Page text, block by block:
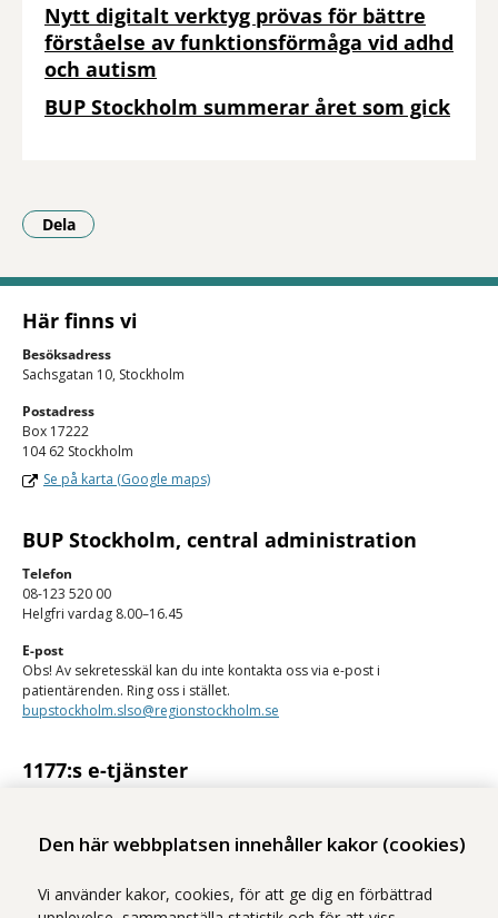
Den här webbplatsen innehåller kakor (cookies)
Vi använder kakor, cookies, för att ge dig en förbättrad
Nytt digitalt verktyg prövas för bättre
förståelse av funktionsförmåga vid adhd
och autism
BUP Stockholm summerar året som gick
Dela
- Klicka för att öppna delningsalternativ.
Här finns vi
Besöksadress
Sachsgatan 10, Stockholm
Postadress
Box 17222
104 62 Stockholm
Se på karta (Google maps)
BUP Stockholm, central administration
Telefon
08-123 520 00
Helgfri vardag 8.00–16.45
E-post
Obs! Av sekretesskäl kan du inte kontakta oss via e-post i
patientärenden. Ring oss i stället.
bupstockholm.slso@regionstockholm.se
1177:s e-tjänster
Logga in på 1177